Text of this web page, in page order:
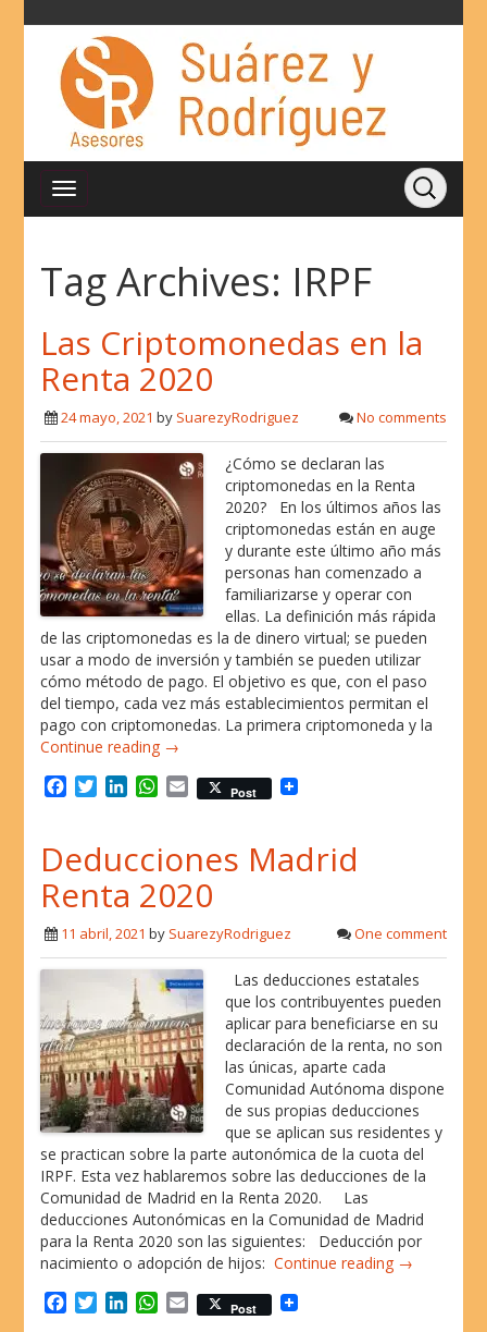
Tag Archives: IRPF
Las Criptomonedas en la
Renta 2020
24 mayo, 2021 by SuarezyRodriguez No comments
¿Cómo se declaran las
criptomonedas en la Renta
2020? En los últimos años las
criptomonedas están en auge
y durante este último año más
personas han comenzado a
familiarizarse y operar con
ellas. La definición más rápida
de las criptomonedas es la de dinero virtual; se pueden
usar a modo de inversión y también se pueden utilizar
cómo método de pago. El objetivo es que, con el paso
del tiempo, cada vez más establecimientos permitan el
pago con criptomonedas. La primera criptomoneda y la
Continue reading →
e
b
o
k
T
t
t
e
k
e
d
n
W
t
s
A
p
E
i
l
Post
Deducciones Madrid
Renta 2020
11 abril, 2021 by SuarezyRodriguez One comment
Las deducciones estatales
que los contribuyentes pueden
aplicar para beneficiarse en su
declaración de la renta, no son
las únicas, aparte cada
Comunidad Autónoma dispone
de sus propias deducciones
que se aplican sus residentes y
se practican sobre la parte autonómica de la cuota del
IRPF. Esta vez hablaremos sobre las deducciones de la
Comunidad de Madrid en la Renta 2020. Las
deducciones Autonómicas en la Comunidad de Madrid
para la Renta 2020 son las siguientes: Deducción por
nacimiento o adopción de hijos:Continue reading →
T
W
E
Post